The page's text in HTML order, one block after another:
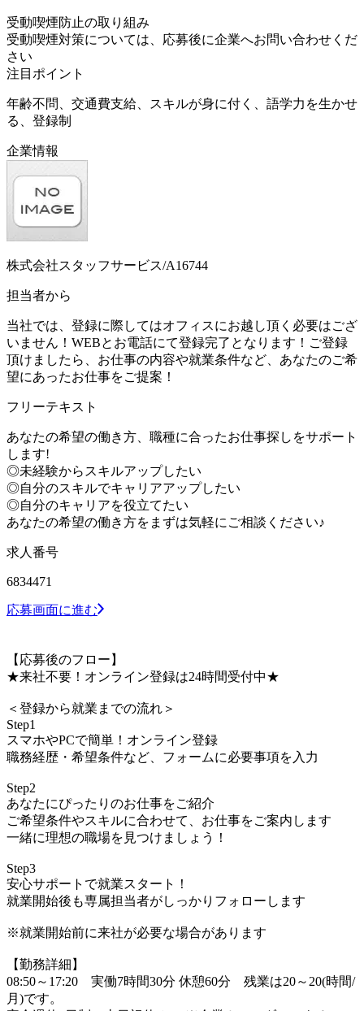
受動喫煙防止の取り組み
受動喫煙対策については、応募後に企業へお問い合わせくだ
さい
注目ポイント
年齢不問、交通費支給、スキルが身に付く、語学力を生かせ
る、登録制
企業情報
株式会社スタッフサービス/A16744
担当者から
当社では、登録に際してはオフィスにお越し頂く必要はござ
いません！WEBとお電話にて登録完了となります！ご登録
頂けましたら、お仕事の内容や就業条件など、あなたのご希
望にあったお仕事をご提案！
フリーテキスト
あなたの希望の働き方、職種に合ったお仕事探しをサポート
します!
◎未経験からスキルアップしたい
◎自分のスキルでキャリアアップしたい
◎自分のキャリアを役立てたい
あなたの希望の働き方をまずは気軽にご相談ください♪
求人番号
6834471
応募画面に進む
【応募後のフロー】
★来社不要！オンライン登録は24時間受付中★
＜登録から就業までの流れ＞
Step1
スマホやPCで簡単！オンライン登録
職務経歴・希望条件など、フォームに必要事項を入力
Step2
あなたにぴったりのお仕事をご紹介
ご希望条件やスキルに合わせて、お仕事をご案内します
一緒に理想の職場を見つけましょう！
Step3
安心サポートで就業スタート！
就業開始後も専属担当者がしっかりフォローします
※就業開始前に来社が必要な場合があります
【勤務詳細】
08:50～17:20 実働7時間30分 休憩60分 残業は20～20(時間/
月)です。